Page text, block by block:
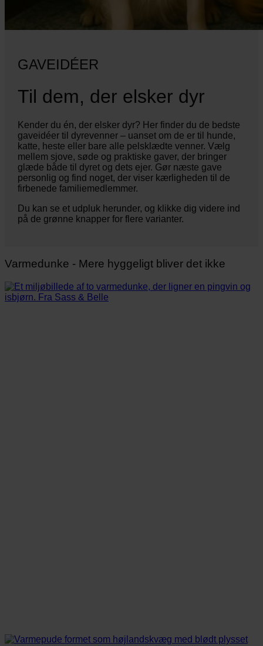
GAVEIDÉER
Til dem, der elsker dyr
Kender du én, der elsker dyr? Her finder du de bedste
gaveidéer til dyrevenner – uanset om de er til hunde,
katte, heste eller bare alle pelsklædte venner. Vælg
mellem sjove, søde og praktiske gaver, der bringer
glæde både til dyret og dets ejer. Gør næste gave
personlig og find noget, der viser kærligheden til de
firbenede familiemedlemmer.
Du kan se et udpluk herunder, og klikke dig videre ind
på de grønne knapper for flere varianter.
Varmedunke - Mere hyggeligt bliver det ikke